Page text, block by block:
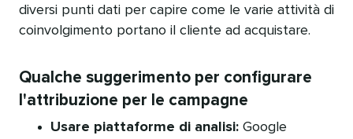
diversi punti dati per capire come le varie attività di
coinvolgimento portano il cliente ad acquistare.​​
Qualche suggerimento per configurare
l'attribuzione per le campagne​​
Usare piattaforme di analisi:Google